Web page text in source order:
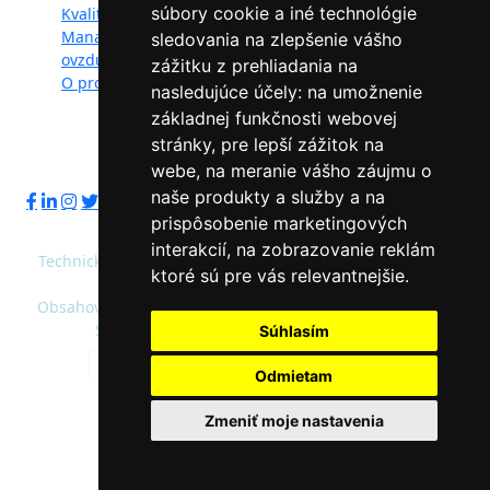
súbory cookie a iné technológie
sledovania na zlepšenie vášho
zážitku z prehliadania na
nasledujúce účely: na umožnenie
základnej funkčnosti webovej
stránky, pre lepší zážitok na
webe, na meranie vášho záujmu o
naše produkty a služby a na
prispôsobenie marketingových
interakcií, na zobrazovanie reklám
ktoré sú pre vás relevantnejšie.
Súhlasím
Odmietam
Zmeniť moje nastavenia
Kvalita ovzdušia
Manažéri kvality
ovzdušia
O projekte
Kontakt
Ochrana osobných
údajov
Sledujte nás:
Technický prevádzkovateľ: Slovenská agentúra životného
prostredia
Obsahový správca: Ministerstvo životného prostredia SR,
Slovenská agentúra životného prostredia
Vysoký kontrast
© 2020 - 2026 Slovenská agentúra životného
prostredia a Ministerstvo životného prostredia